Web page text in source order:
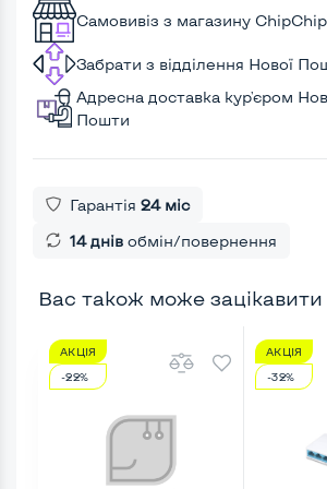
Самовивіз з магазину ChipChip
Забрати з відділення Нової
Адресна доставка кур'єром
Пошти
Гарантія 24 міс
14 днів обмін/повернення
Вас також може зацікавити
АКЦІЯ
-22%
АКЦІЯ
-32%